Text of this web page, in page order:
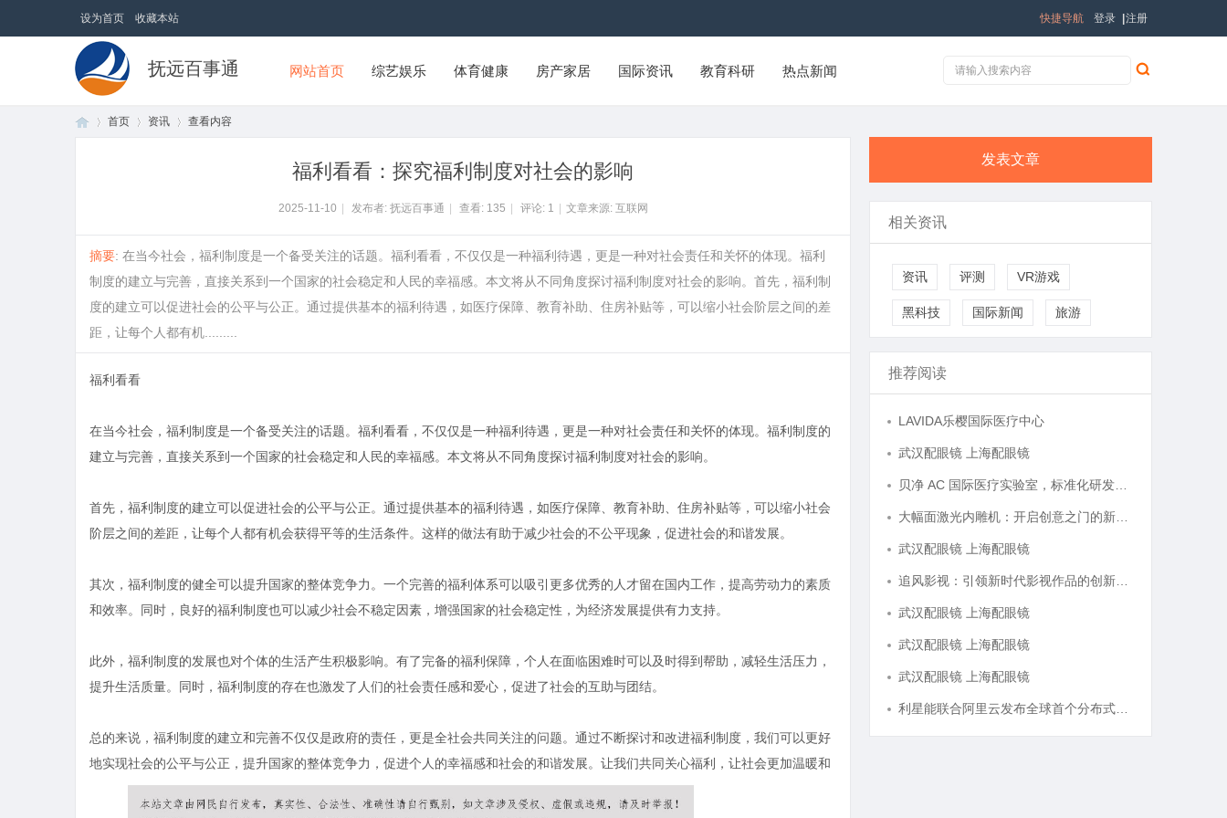
设为首页 收藏本站 登录 注册
快捷导航
抚远百事通 网站首页 综艺娱乐 体育健康 房产家居 国际资讯 教育科研 热点新闻
首页 资讯 查看内容
福利看看：探究福利制度对社会的影响
2025-11-10 发布者: 抚远百事通 查看: 135 评论: 1 文章来源: 互联网
摘要: 在当今社会，福利制度是一个备受关注的话题。福利看看，不仅仅是一种福利待遇，更是一种对社会责任和关怀的体现。福利
制度的建立与完善，直接关系到一个国家的社会稳定和人民的幸福感。本文将从不同角度探讨福利制度对社会的影响。首先，福利制
度的建立可以促进社会的公平与公正。通过提供基本的福利待遇，如医疗保障、教育补助、住房补贴等，可以缩小社会阶层之间的差
距，让每个人都有机.........
福利看看
在当今社会，福利制度是一个备受关注的话题。福利看看，不仅仅是一种福利待遇，更是一种对社会责任和关怀的体现。福利制度的
建立与完善，直接关系到一个国家的社会稳定和人民的幸福感。本文将从不同角度探讨福利制度对社会的影响。
首先，福利制度的建立可以促进社会的公平与公正。通过提供基本的福利待遇，如医疗保障、教育补助、住房补贴等，可以缩小社会
阶层之间的差距，让每个人都有机会获得平等的生活条件。这样的做法有助于减少社会的不公平现象，促进社会的和谐发展。
其次，福利制度的健全可以提升国家的整体竞争力。一个完善的福利体系可以吸引更多优秀的人才留在国内工作，提高劳动力的素质
和效率。同时，良好的福利制度也可以减少社会不稳定因素，增强国家的社会稳定性，为经济发展提供有力支持。
此外，福利制度的发展也对个体的生活产生积极影响。有了完备的福利保障，个人在面临困难时可以及时得到帮助，减轻生活压力，
提升生活质量。同时，福利制度的存在也激发了人们的社会责任感和爱心，促进了社会的互助与团结。
总的来说，福利制度的建立和完善不仅仅是政府的责任，更是全社会共同关注的问题。通过不断探讨和改进福利制度，我们可以更好
地实现社会的公平与公正，提升国家的整体竞争力，促进个人的幸福感和社会的和谐发展。让我们共同关心福利，让社会更加温暖和
发表文章
相关资讯
资讯 评测 VR游戏
黑科技 国际新闻 旅游
推荐阅读
LAVIDA乐樱国际医疗中心
武汉配眼镜 上海配眼镜
武汉配眼镜 上海配眼镜
武汉配眼镜 上海配眼镜
武汉配眼镜 上海配眼镜
武汉配眼镜 上海配眼镜